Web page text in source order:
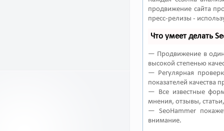
продвижение сайта
пресс-релизы -
Что умеет делать
— Продвижение в один
высокой степенью
— Регулярная
показателей качества
— Все известные
мнения, отзывы,
— SeoHammer
внимание.